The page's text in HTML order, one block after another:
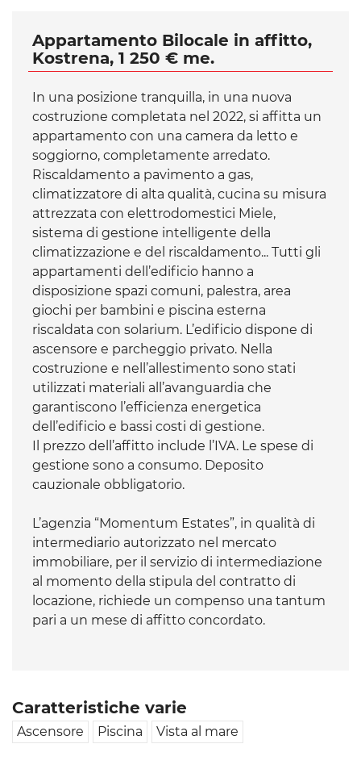
Appartamento Bilocale in affitto,
Kostrena, 1 250 € me.
In una posizione tranquilla, in una nuova
costruzione completata nel 2022, si affitta un
appartamento con una camera da letto e
soggiorno, completamente arredato.
Riscaldamento a pavimento a gas,
climatizzatore di alta qualità, cucina su misura
attrezzata con elettrodomestici Miele,
sistema di gestione intelligente della
climatizzazione e del riscaldamento... Tutti gli
appartamenti dell’edificio hanno a
disposizione spazi comuni, palestra, area
giochi per bambini e piscina esterna
riscaldata con solarium. L’edificio dispone di
ascensore e parcheggio privato. Nella
costruzione e nell’allestimento sono stati
utilizzati materiali all’avanguardia che
garantiscono l’efficienza energetica
dell’edificio e bassi costi di gestione.
Il prezzo dell’affitto include l’IVA. Le spese di
gestione sono a consumo. Deposito
cauzionale obbligatorio.
L’agenzia “Momentum Estates”, in qualità di
intermediario autorizzato nel mercato
immobiliare, per il servizio di intermediazione
al momento della stipula del contratto di
locazione, richiede un compenso una tantum
pari a un mese di affitto concordato.
Caratteristiche varie
Ascensore Piscina Vista al mare